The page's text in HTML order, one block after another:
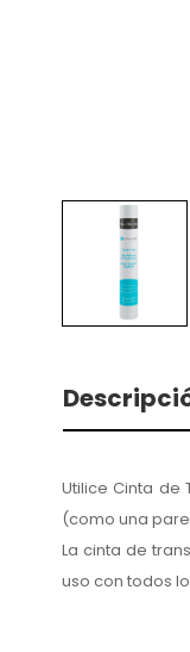
Utilice Cinta
(como una
La cinta de
uso con todos